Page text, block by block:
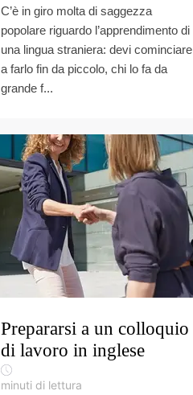
C’è in giro molta di saggezza
popolare riguardo l’apprendimento di
una lingua straniera: devi cominciare
a farlo fin da piccolo, chi lo fa da
grande f...
Prepararsi a un colloquio
di lavoro in inglese
minuti di lettura